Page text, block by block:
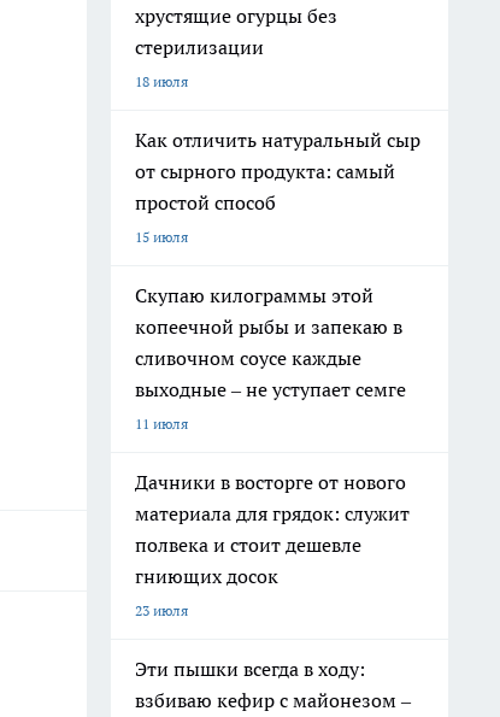
хрустящие огурцы без
стерилизации
18 июля
Как отличить натуральный сыр
от сырного продукта: самый
простой способ
15 июля
Скупаю килограммы этой
копеечной рыбы и запекаю в
сливочном соусе каждые
выходные – не уступает семге
11 июля
Дачники в восторге от нового
материала для грядок: служит
полвека и стоит дешевле
гниющих досок
23 июля
Эти пышки всегда в ходу:
взбиваю кефир с майонезом –